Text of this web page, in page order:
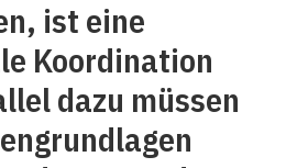
ist eine
Koordination
dazu müssen